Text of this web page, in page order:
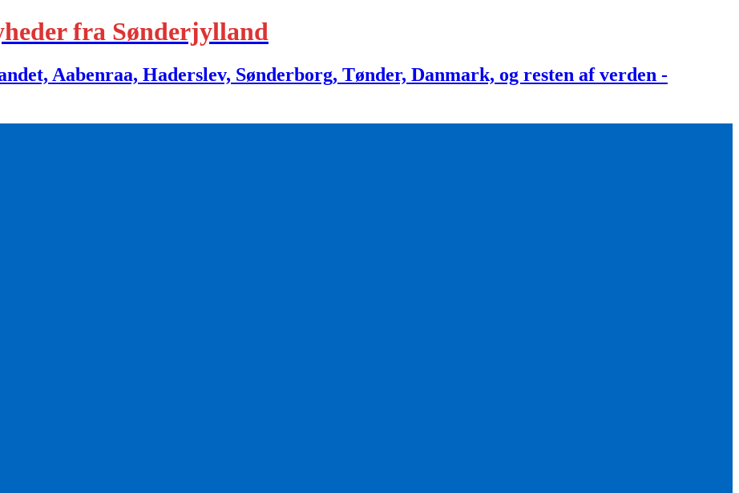
fra Sønderjylland
Aabenraa, Haderslev, Sønderborg, Tønder, Danmark, og resten af verden -